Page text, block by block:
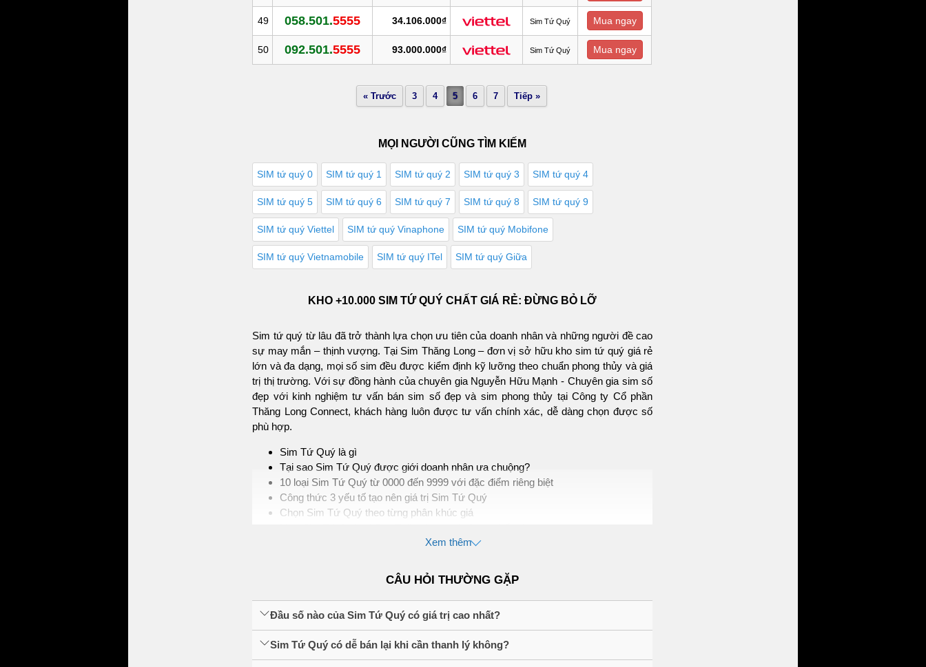
49 058.501.5555 34.106.000₫ Sim Tứ Quý Mua ngay
50 092.501.5555 93.000.000₫ Sim Tứ Quý Mua ngay
« Trước 3 4 5 6 7 Tiếp »
MỌI NGƯỜI CŨNG TÌM KIẾM
SIM tứ quý 0 SIM tứ quý 1 SIM tứ quý 2 SIM tứ quý 3 SIM tứ quý 4
SIM tứ quý 5 SIM tứ quý 6 SIM tứ quý 7 SIM tứ quý 8 SIM tứ quý 9
SIM tứ quý Viettel SIM tứ quý Vinaphone SIM tứ quý Mobifone
SIM tứ quý Vietnamobile SIM tứ quý ITel SIM tứ quý Giữa
KHO +10.000 SIM TỨ QUÝ CHẤT GIÁ RẺ: ĐỪNG BỎ LỠ
Sim tứ quý từ lâu đã trở thành lựa chọn ưu tiên của doanh nhân và những người đề cao
sự may mắn – thịnh vượng. Tại Sim Thăng Long – đơn vị sở hữu kho sim tứ quý giá rẻ
lớn và đa dạng, mọi số sim đều được kiểm định kỹ lưỡng theo chuẩn phong thủy và giá
trị thị trường. Với sự đồng hành của chuyên gia Nguyễn Hữu Mạnh - Chuyên gia sim số
đẹp với kinh nghiệm tư vấn bán sim số đẹp và sim phong thủy tại Công ty Cổ phần
Thăng Long Connect, khách hàng luôn được tư vấn chính xác, dễ dàng chọn được số
phù hợp.
Sim Tứ Quý là gì
Tại sao Sim Tứ Quý được giới doanh nhân ưa chuộng?
10 loại Sim Tứ Quý từ 0000 đến 9999 với đặc điểm riêng biệt
Công thức 3 yếu tố tạo nên giá trị Sim Tứ Quý
Chọn Sim Tứ Quý theo từng phân khúc giá
là dòng sim có cấu trúc đuôi AAAA (4 số cuối giống hệt nhau),tạo dấu ấn
thành biểu tượng của sự vững chãi và thường được doanh nhân lựa chọn để tạo cảm
Xem thêm
CÂU HỎI THƯỜNG GẶP
Đầu số nào của Sim Tứ Quý có giá trị cao nhất?
Sim Tứ Quý có dễ bán lại khi cần thanh lý không?